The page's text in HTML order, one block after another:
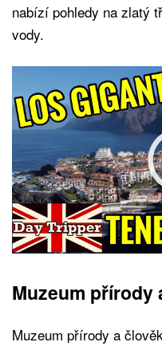
nabízí pohledy na zlatý
vody.
Muzeum přírody
Muzeum přírody a